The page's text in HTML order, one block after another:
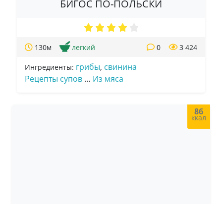
БИГОС ПО-ПОЛЬСКИ
130м легкий 3 424
0
Ингредиенты: грибы, свинина
Рецепты супов … Из мяса
86
ккал